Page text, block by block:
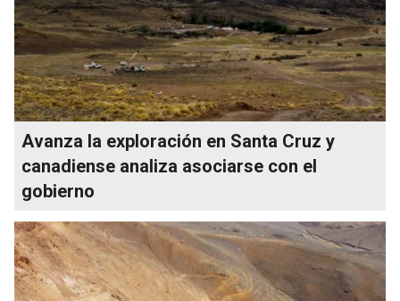
Avanza la exploración en Santa Cruz y
canadiense analiza asociarse con el
gobierno